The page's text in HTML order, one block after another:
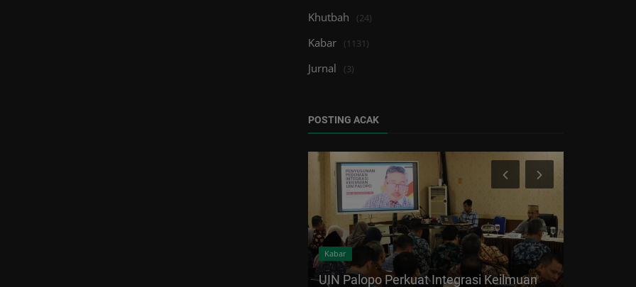
Khutbah (24)
Kabar (1131)
Jurnal (3)
POSTING ACAK
Kabar
UIN Palopo Perkuat Integrasi Keilmuan